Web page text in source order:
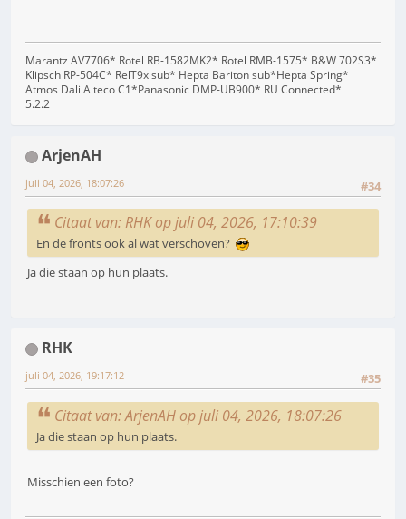
Marantz AV7706* Rotel RB-1582MK2* Rotel RMB-1575* B&W 702S3*
Klipsch RP-504C* RelT9x sub* Hepta Bariton sub*Hepta Spring*
Atmos Dali Alteco C1*Panasonic DMP-UB900* RU Connected*
5.2.2
ArjenAH
#34
juli 04, 2026, 18:07:26
Citaat van: RHK op juli 04, 2026, 17:10:39
En de fronts ook al wat verschoven?
Ja die staan op hun plaats.
RHK
#35
juli 04, 2026, 19:17:12
Citaat van: ArjenAH op juli 04, 2026, 18:07:26
Ja die staan op hun plaats.
Misschien een foto?